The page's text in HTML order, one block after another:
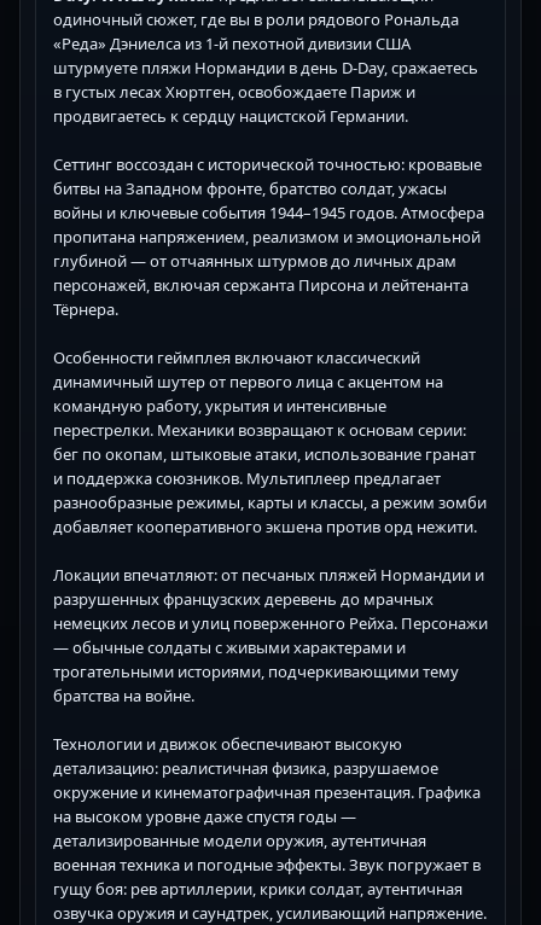
одиночный сюжет, где вы в роли рядового Рональда
«Реда» Дэниелса из 1-й пехотной дивизии США
штурмуете пляжи Нормандии в день D-Day, сражаетесь
в густых лесах Хюртген, освобождаете Париж и
продвигаетесь к сердцу нацистской Германии.
Сеттинг воссоздан с исторической точностью: кровавые
битвы на Западном фронте, братство солдат, ужасы
войны и ключевые события 1944–1945 годов. Атмосфера
пропитана напряжением, реализмом и эмоциональной
глубиной — от отчаянных штурмов до личных драм
персонажей, включая сержанта Пирсона и лейтенанта
Тёрнера.
Особенности геймплея включают классический
динамичный шутер от первого лица с акцентом на
командную работу, укрытия и интенсивные
перестрелки. Механики возвращают к основам серии:
бег по окопам, штыковые атаки, использование гранат
и поддержка союзников. Мультиплеер предлагает
разнообразные режимы, карты и классы, а режим зомби
добавляет кооперативного экшена против орд нежити.
Локации впечатляют: от песчаных пляжей Нормандии и
разрушенных французских деревень до мрачных
немецких лесов и улиц поверженного Рейха. Персонажи
— обычные солдаты с живыми характерами и
трогательными историями, подчеркивающими тему
братства на войне.
Технологии и движок обеспечивают высокую
детализацию: реалистичная физика, разрушаемое
окружение и кинематографичная презентация. Графика
на высоком уровне даже спустя годы —
детализированные модели оружия, аутентичная
военная техника и погодные эффекты. Звук погружает в
гущу боя: рев артиллерии, крики солдат, аутентичная
озвучка оружия и саундтрек, усиливающий напряжение.